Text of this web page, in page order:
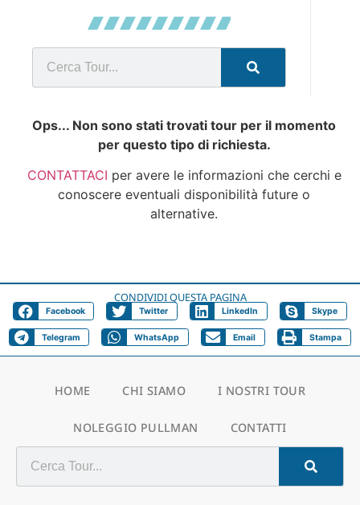
Ops... Non sono stati trovati tour per il momento
per questo tipo di richiesta.
CONTATTACI per avere le informazioni che cerchi e
conoscere eventuali disponibilità future o
alternative.
CONDIVIDI QUESTA PAGINA
Facebook Twitter LinkedIn Skype
Telegram WhatsApp Email Stampa
HOME CHI SIAMO I NOSTRI TOUR
NOLEGGIO PULLMAN CONTATTI